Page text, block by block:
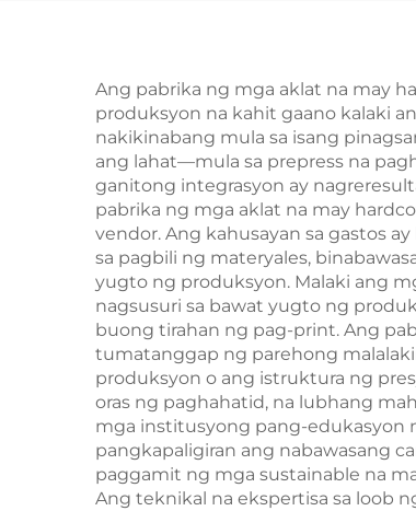
Novel na may Spray
Edges Hardcover na
Libro na may Dust
Jacket
Ang pabrika ng mga aklat na may
produksyon na kahit gaano kalaki
nakikinabang mula sa isang
ang lahat—mula sa prepress na
ganitong integrasyon ay
pabrika ng mga aklat na may
vendor. Ang kahusayan sa gastos
sa pagbili ng materyales,
yugto ng produksyon. Malaki ang
nagsusuri sa bawat yugto ng
buong tirahan ng pag-print. Ang
tumatanggap ng parehong
produksyon o ang istruktura ng
oras ng paghahatid, na lubhang
mga institusyong pang-edukasyon
pangkapaligiran ang nabawasang
paggamit ng mga sustainable na
Ang teknikal na ekspertisa sa loob